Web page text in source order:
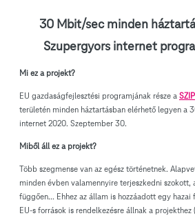
30 Mbit/sec minden
Szupergyors internet
Mi ez a projekt?
EU gazdaságfejlesztési programjának része a SZIP
területén minden háztartásban elérhető legyen a
internet 2020. Szeptember 30.
Miből áll ez a projekt?
Több szegmense van az egész történetnek.
minden évben valamennyire terjeszkedni szokott,
függően... Ehhez az állam is hozzáadott egy
EU-s források is rendelkezésre állnak a